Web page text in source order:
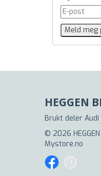
HEGGEN
Brukt deler Audi
© 2026
Mystore.no